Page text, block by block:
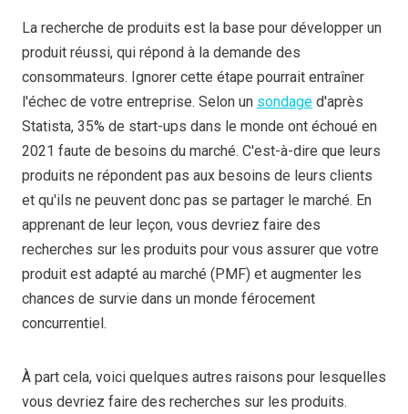
La recherche de produits est la base pour développer un
produit réussi, qui répond à la demande des
consommateurs. Ignorer cette étape pourrait entraîner
l'échec de votre entreprise. Selon un sondage d'après
Statista, 35% de start-ups dans le monde ont échoué en
2021 faute de besoins du marché. C'est-à-dire que leurs
produits ne répondent pas aux besoins de leurs clients
et qu'ils ne peuvent donc pas se partager le marché. En
apprenant de leur leçon, vous devriez faire des
recherches sur les produits pour vous assurer que votre
produit est adapté au marché (PMF) et augmenter les
chances de survie dans un monde férocement
concurrentiel.
À part cela, voici quelques autres raisons pour lesquelles
vous devriez faire des recherches sur les produits.